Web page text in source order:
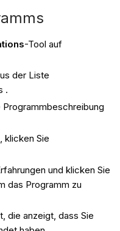
-Tool auf
der Liste
.
Programmbeschreibung
klicken Sie
und klicken Sie
das Programm zu
die anzeigt, dass Sie